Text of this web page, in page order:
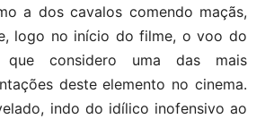
a dos cavalos comendo maçãs,
logo no início do filme, o voo do
que considero uma das mais
deste elemento no cinema.
indo do idílico inofensivo ao